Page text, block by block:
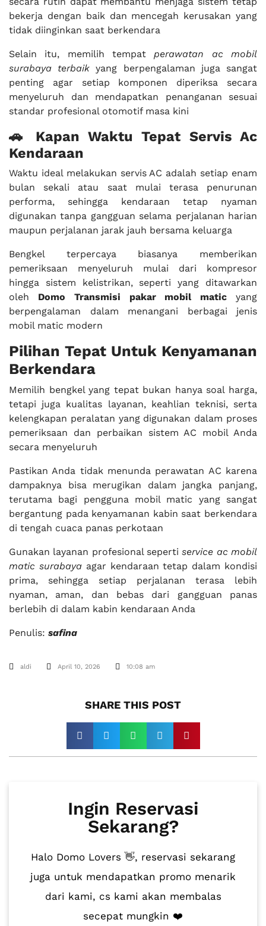
bekerja dengan baik dan mencegah kerusakan yang
tidak diinginkan saat berkendara
Selain itu, memilih tempatperawatan ac mobil
surabaya terbaik yang berpengalaman juga sangat
penting agar setiap komponen diperiksa secara
menyeluruh dan mendapatkan penanganan sesuai
standar profesional otomotif masa kini
🚗 Kapan Waktu Tepat Servis Ac
Kendaraan
Waktu ideal melakukan servis AC adalah setiap enam
bulan sekali atau saat mulai terasa penurunan
performa, sehingga kendaraan tetap nyaman
digunakan tanpa gangguan selama perjalanan harian
maupun perjalanan jarak jauh bersama keluarga
Bengkel terpercaya biasanya memberikan
pemeriksaan menyeluruh mulai dari kompresor
hingga sistem kelistrikan, seperti yang ditawarkan
oleh Domo Transmisi pakar mobil matic yang
berpengalaman dalam menangani berbagai jenis
mobil matic modern
Pilihan Tepat Untuk Kenyamanan
Berkendara
Memilih bengkel yang tepat bukan hanya soal harga,
tetapi juga kualitas layanan, keahlian teknisi, serta
kelengkapan peralatan yang digunakan dalam proses
pemeriksaan dan perbaikan sistem AC mobil Anda
secara menyeluruh
Pastikan Anda tidak menunda perawatan AC karena
dampaknya bisa merugikan dalam jangka panjang,
terutama bagi pengguna mobil matic yang sangat
bergantung pada kenyamanan kabin saat berkendara
di tengah cuaca panas perkotaan
Gunakan layanan profesional sepertiservice ac mobil
matic surabayaagar kendaraan tetap dalam kondisi
prima, sehingga setiap perjalanan terasa lebih
nyaman, aman, dan bebas dari gangguan panas
berlebih di dalam kabin kendaraan Anda
Penulis: safina
aldi April 10, 2026 10:08 am
SHARE THIS POST​
Ingin Reservasi
Sekarang?
Halo Domo Lovers 👋, reservasi sekarang
juga untuk mendapatkan promo menarik
dari kami, cs kami akan membalas
secepat mungkin ❤️